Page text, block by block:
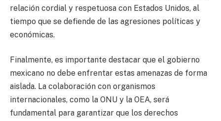
relación cordial y respetuosa con Estados Unidos, al
tiempo que se defiende de las agresiones políticas y
económicas.
Finalmente, es importante destacar que el gobierno
mexicano no debe enfrentar estas amenazas de forma
aislada. La colaboración con organismos
internacionales, como la ONU y la OEA, será
fundamental para garantizar que los derechos